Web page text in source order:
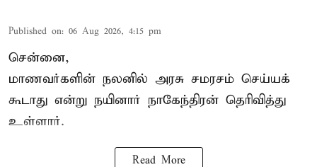
Published on: 06 Aug 2026, 4:15 pm
சென்னை,
மாணவர்களின் நலனில் அரசு சமரசம் செய்யக்
கூடாது என்று நயினார் நாகேந்திரன் தெரிவித்து
உள்ளார்.
Read More